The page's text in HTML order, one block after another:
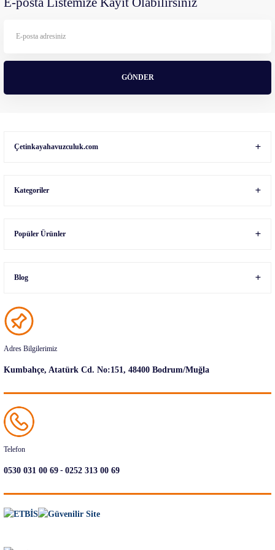
Ürün fiyatı diğer sitelerden daha pahalı.
GÖNDER
Çetinkayahavuzculuk.com
Kategoriler
Popüler Ürünler
Blog
Adres Bilgilerimiz
Kumbahçe, Atatürk Cd. No:151, 48400 Bodrum/Muğla
Telefon
0530 031 00 69-0252 313 00 69